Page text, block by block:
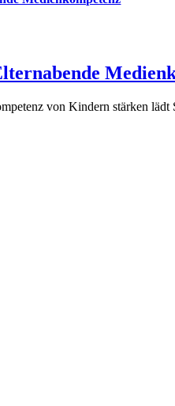
von Kindern stärken